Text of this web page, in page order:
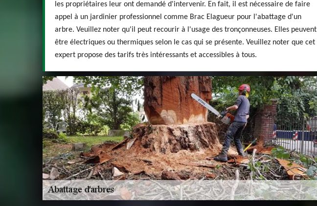
les propriétaires leur ont demandé d'intervenir. En fait, il est nécessaire de faire
appel à un jardinier professionnel comme Brac Elagueur pour l'abattage d'un
arbre. Veuillez noter qu'il peut recourir à l'usage des tronçonneuses. Elles peuvent
être électriques ou thermiques selon le cas qui se présente. Veuillez noter que cet
expert propose des tarifs très intéressants et accessibles à tous.